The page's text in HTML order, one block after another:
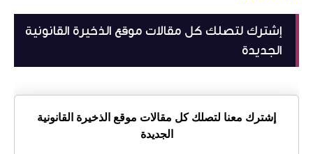
إشترك لتصلك كل مقالات موقع الذخيرة القانونية
الجديدة
إشترك معنا لتصلك كل مقالات موقع الذخيرة القانونية
الجديدة